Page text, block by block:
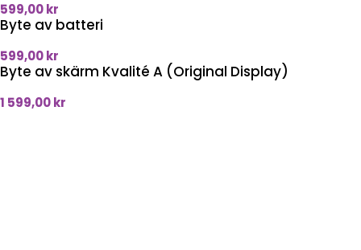
599,00kr
Byte av batteri
599,00kr
Byte av skärm Kvalité A (Original Display)
1 599,00kr